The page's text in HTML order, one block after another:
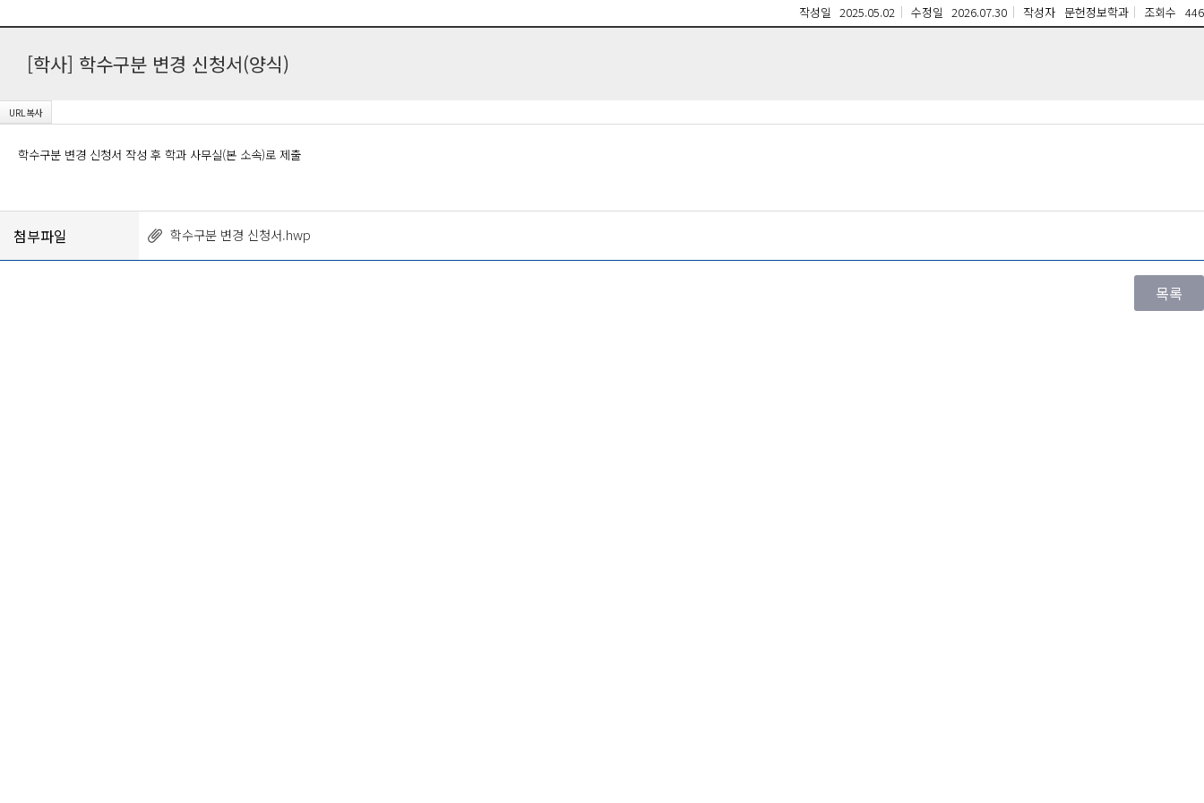
작성일 2025.05.02 수정일 2026.07.30 작성자 문헌정보학과 조회수 446
[학사] 학수구분 변경 신청서(양식)
학수구분 변경 신청서 작성 후 학과 사무실(본 소속)로 제출
첨부파일 학수구분 변경 신청서.hwp